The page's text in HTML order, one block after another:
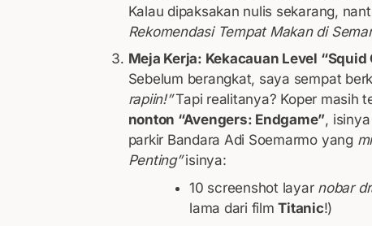
Kalau dipaksakan nulis sekarang,
Rekomendasi Tempat Makan di
Meja Kerja: Kekacauan Level “Squid
Sebelum berangkat, saya sempat
rapiin!”Tapi realitanya? Koper masih
nonton “Avengers: Endgame”,
parkir Bandara Adi Soemarmo yang
Penting”isinya:
10 screenshot layar nobar
lama dari filmTitanic!)